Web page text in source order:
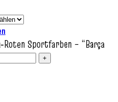
Sportfarben – “Barça